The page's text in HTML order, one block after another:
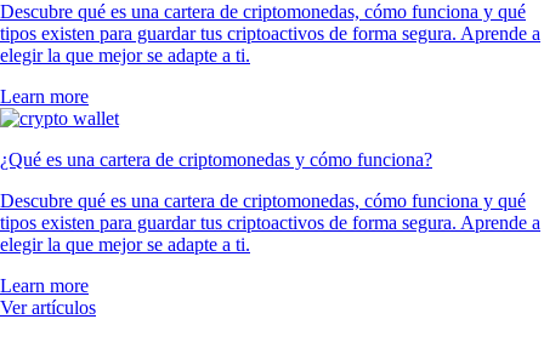
Descubre qué es una cartera de criptomonedas, cómo funciona y qué
tipos existen para guardar tus criptoactivos de forma segura. Aprende a
elegir la que mejor se adapte a ti.
Learn more
¿Qué es una cartera de criptomonedas y cómo funciona?
Descubre qué es una cartera de criptomonedas, cómo funciona y qué
tipos existen para guardar tus criptoactivos de forma segura. Aprende a
elegir la que mejor se adapte a ti.
Learn more
Ver artículos